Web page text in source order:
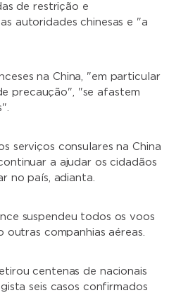
de restrição e
autoridades chinesas e "a
na China, "em particular
precaução", "se afastem
serviços consulares na China
a ajudar os cidadãos
no país, adianta.
suspendeu todos os voos
companhias aéreas.
centenas de nacionais
seis casos confirmados